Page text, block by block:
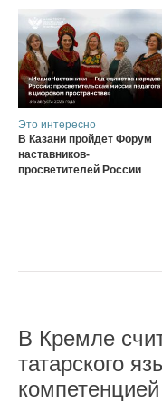
Это интересно
В Казани пройдет Форум
наставников-
просветителей России
В Кремле
татарского